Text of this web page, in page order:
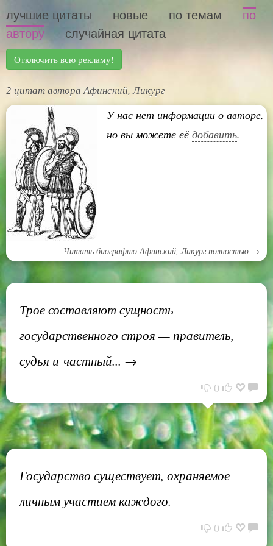
лучшие цитаты новые по темам
по
автору
случайная цитата
Отключить всю рекламу!
2 цитат автора Афинский, Ликург
У нас нет информации о авторе,
но вы можете её добавить.
Читать биографию Афинский, Ликург полностью →
Трое составляют сущность
государственного строя — правитель,
судья и частный... →
0
Государство существует, охраняемое
личным участием каждого.
0